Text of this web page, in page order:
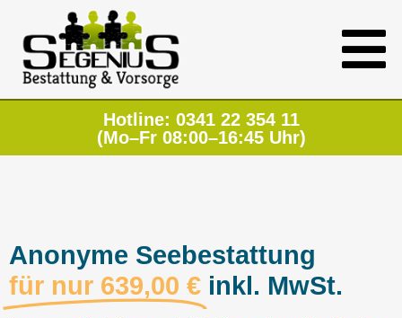
Hotline: 0341 22 354 11
(Mo–Fr 08:00–16:45 Uhr)
Anonyme Seebestattung
für nur 639,00 € inkl. MwSt.